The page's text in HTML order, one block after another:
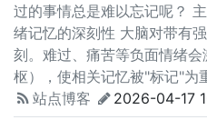
过的事情总是难以忘记呢？
绪记忆的深刻性 大脑对带有
刻。难过、痛苦等负面情绪
枢），使相关记忆被"标记"为
站点博客
2026-04-17